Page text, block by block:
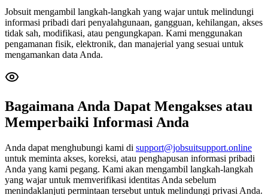
Jobsuit mengambil langkah-langkah yang wajar untuk melindungi
informasi pribadi dari penyalahgunaan, gangguan, kehilangan, akses
tidak sah, modifikasi, atau pengungkapan. Kami menggunakan
pengamanan fisik, elektronik, dan manajerial yang sesuai untuk
mengamankan data Anda.
Bagaimana Anda Dapat Mengakses atau
Memperbaiki Informasi Anda
Anda dapat menghubungi kami di support@jobsuitsupport.online
untuk meminta akses, koreksi, atau penghapusan informasi pribadi
Anda yang kami pegang. Kami akan mengambil langkah-langkah
yang wajar untuk memverifikasi identitas Anda sebelum
menindaklanjuti permintaan tersebut untuk melindungi privasi Anda.